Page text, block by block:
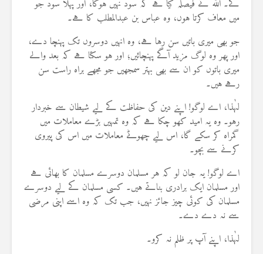
گے۔ اللہ نے فیصلہ کیا ہے کہ سود نہیں ہوگا، اور پہلا سود جو
میں معاف کرتا ہوں، وہ عباس بن عبدالمطلب کا ہے۔
جو بھی میری باتیں سن رہا ہے، وہ انہیں دوسروں تک پہنچا دے،
اور پھر وہ لوگ مزید آگے پہنچائیں؛ اور ہو سکتا ہے کہ بعد والے
میری باتوں کو ان سے بھی بہتر سمجھیں جو مجھے براہ راست سن
رہے ہیں۔
لہٰذا، اے لوگو! اپنے دین کی حفاظت کے لیے شیطان سے خبردار
رہو۔ وہ یہ امید کھو چکا ہے کہ وہ تمہیں بڑے معاملات میں
گمراہ کر سکے گا، اس لیے چھوٹے معاملات میں اس کی پیروی
کرنے سے بچو۔
اے لوگو! یہ جان لو کہ ہر مسلمان دوسرے مسلمان کا بھائی ہے
اور مسلمان ایک برادری بناتے ہیں۔ کسی مسلمان کے لیے دوسرے
مسلمان کی کوئی چیز جائز نہیں، جب تک کہ وہ اسے اپنی مرضی
سے نہ دے دے۔
لہٰذا، اپنے آپ پر ظلم نہ کرو۔